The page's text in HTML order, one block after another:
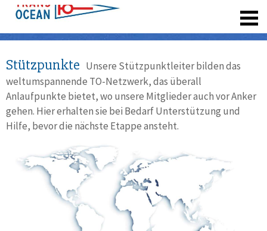
Stützpunkte Unsere Stützpunktleiter bilden das
weltumspannende TO-Netzwerk, das überall
Anlaufpunkte bietet, wo unsere Mitglieder auch vor Anker
gehen. Hier erhalten sie bei Bedarf Unterstützung und
Hilfe, bevor die nächste Etappe ansteht.